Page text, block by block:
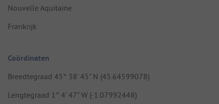
Nouvelle Aquitaine
Frankrijk
Coördinaten
Breedtegraad 45° 38' 45" N (45.64599078)
Lengtegraad 1° 4' 47" W (-1.07992448)